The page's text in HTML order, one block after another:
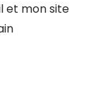
et mon site